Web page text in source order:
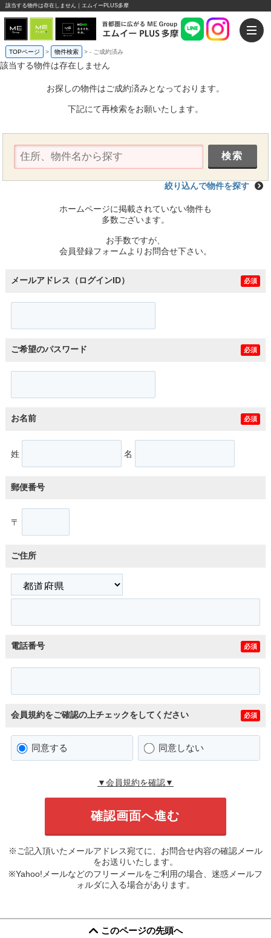
該当する物件は存在しません｜エムイーPLUS多摩
TOPページ > 物件検索 >- ご成約済み
該当する物件は存在しません
お探しの物件はご成約済みとなっております。
下記にて再検索をお願いたします。
絞り込んで物件を探す
ホームページに掲載されていない物件も
多数ございます。
お手数ですが、
会員登録フォームよりお問合せ下さい。
メールアドレス（ログインID） 必須
ご希望のパスワード 必須
お名前 必須
姓 名
郵便番号
〒
ご住所
電話番号 必須
会員規約をご確認の上チェックをしてください 必須
同意する 同意しない
▼会員規約を確認▼
※ご記入頂いたメールアドレス宛てに、お問合せ内容の確認メール
をお送りいたします。
※Yahoo!メールなどのフリーメールをご利用の場合、迷惑メールフ
ォルダに入る場合があります。
このページの先頭へ